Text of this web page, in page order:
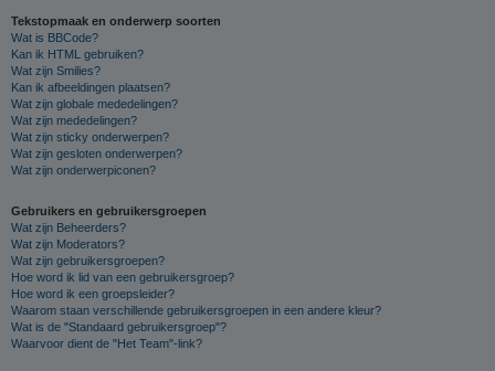
Tekstopmaak en onderwerp soorten
Wat is BBCode?
Kan ik HTML gebruiken?
Wat zijn Smilies?
Kan ik afbeeldingen plaatsen?
Wat zijn globale mededelingen?
Wat zijn mededelingen?
Wat zijn sticky onderwerpen?
Wat zijn gesloten onderwerpen?
Wat zijn onderwerpiconen?
Gebruikers en gebruikersgroepen
Wat zijn Beheerders?
Wat zijn Moderators?
Wat zijn gebruikersgroepen?
Hoe word ik lid van een gebruikersgroep?
Hoe word ik een groepsleider?
Waarom staan verschillende gebruikersgroepen in een andere kleur?
Wat is de "Standaard gebruikersgroep"?
Waarvoor dient de "Het Team"-link?